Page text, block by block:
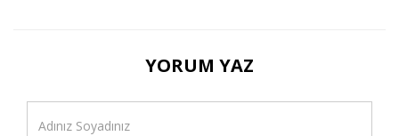
YORUM YAZ